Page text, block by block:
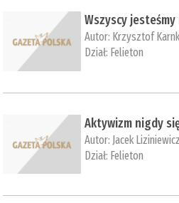
Wszyscy
Autor: Krzysztof
Dział: Felieton
Aktywizm nigdy
Autor: Jacek Liziniewicz
Dział: Felieton